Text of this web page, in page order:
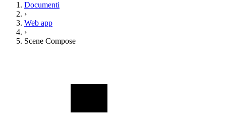
Documenti
›
Web app
›
Scene Compose